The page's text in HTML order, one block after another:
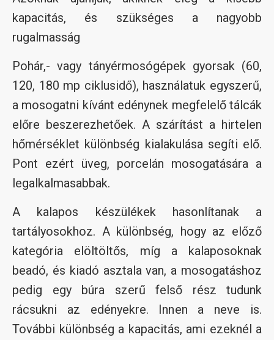
kapacitás, és szükséges a nagyobb
rugalmasság
Pohár,- vagy tányérmosógépek gyorsak (60,
120, 180 mp ciklusidő), használatuk egyszerű,
a mosogatni kívánt edénynek megfelelő tálcák
előre beszerezhetőek. A szárítást a hirtelen
hőmérséklet különbség kialakulása segíti elő.
Pont ezért üveg, porcelán mosogatására a
legalkalmasabbak.
A kalapos készülékek hasonlítanak a
tartályosokhoz. A különbség, hogy az előző
kategória elöltöltős, míg a kalaposoknak
beadó, és kiadó asztala van, a mosogatáshoz
pedig egy búra szerű felső rész tudunk
rácsukni az edényekre. Innen a neve is.
További különbség a kapacitás, ami ezeknél a